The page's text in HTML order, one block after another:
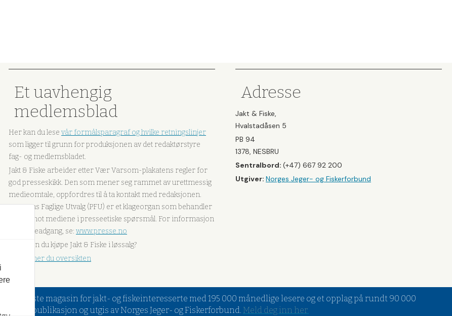
Et uavhengig
medlemsblad
Her kan du lese vår formålsparagraf og hvilke retningslinjer
som ligger til grunn for produksjonen av det redaktørstyre
fag- og medlemsbladet.
Jakt & Fiske arbeider etter Vær Varsom-plakatens regler for
god presseskikk. Den som mener seg rammet av urettmessig
medieomtale, oppfordres til å ta kontakt med redaksjonen.
Pressens Faglige Utvalg (PFU) er et klageorgan som behandler
klager mot mediene i presseetiske spørsmål. For informasjon
om klageadgang, se: www.presse.no
Hvor kan du kjøpe Jakt & Fiske i løssalg?
Her finner du oversikten
Adresse
Jakt & Fiske,
Hvalstadåsen 5
PB 94
1378, NESBRU
Sentralbord: (+47) 667 92 200
Utgiver: Norges Jeger- og Fiskerforbund
og eldste magasin for jakt- og fiskeinteresserte med 195 000 månedlige lesere og et opplag på rundt 90 000
publikasjon og utgis av Norges Jeger- og Fiskerforbund. Meld deg inn her.